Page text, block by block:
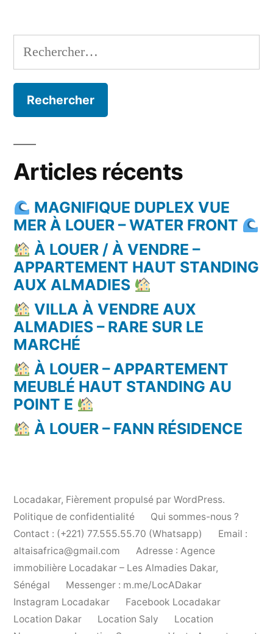
Rechercher :
Articles récents
MAGNIFIQUE DUPLEX VUE
MER À LOUER – WATER FRONT
À LOUER / À VENDRE –
APPARTEMENT HAUT STANDING
AUX ALMADIES
VILLA À VENDRE AUX
ALMADIES – RARE SUR LE
MARCHÉ
À LOUER – APPARTEMENT
MEUBLÉ HAUT STANDING AU
POINT E
À LOUER – FANN RÉSIDENCE
Locadakar, Fièrement propulsé par WordPress.
Politique de confidentialité
Qui sommes-nous ?
Contact : (+221) 77.555.55.70 (Whatsapp)
Email :
altaisafrica@gmail.com
Adresse : Agence
immobilière Locadakar – Les Almadies Dakar,
Sénégal
Messenger : m.me/LocADakar
Instagram Locadakar
Facebook Locadakar
Location Dakar
Location Saly
Location